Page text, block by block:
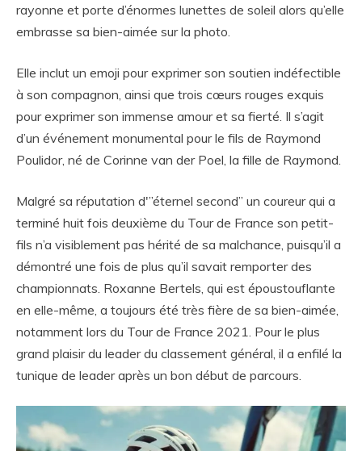
rayonne et porte d’énormes lunettes de soleil alors qu’elle
embrasse sa bien-aimée sur la photo.
Elle inclut un emoji pour exprimer son soutien indéfectible
à son compagnon, ainsi que trois cœurs rouges exquis
pour exprimer son immense amour et sa fierté. Il s’agit
d’un événement monumental pour le fils de Raymond
Poulidor, né de Corinne van der Poel, la fille de Raymond.
Malgré sa réputation d'”éternel second” un coureur qui a
terminé huit fois deuxième du Tour de France son petit-
fils n’a visiblement pas hérité de sa malchance, puisqu’il a
démontré une fois de plus qu’il savait remporter des
championnats. Roxanne Bertels, qui est époustouflante
en elle-même, a toujours été très fière de sa bien-aimée,
notamment lors du Tour de France 2021. Pour le plus
grand plaisir du leader du classement général, il a enfilé la
tunique de leader après un bon début de parcours.